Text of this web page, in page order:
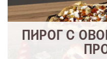
ПИРОГ С